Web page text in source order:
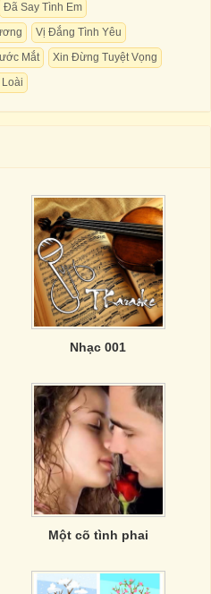
Đã Say Tình Em
Vị Đắng Tình Yêu
Mắt
Xin Đừng Tuyệt Vọng
Loài
Nhạc 001
Một cõ tình phai